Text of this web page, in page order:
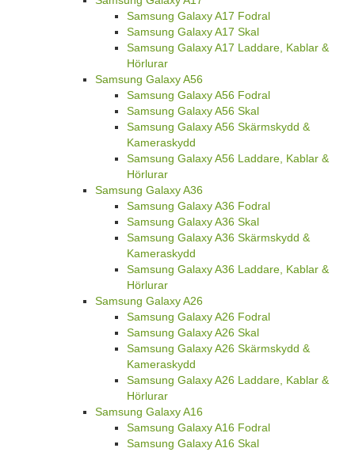
Samsung Galaxy A17 Fodral
Samsung Galaxy A17 Skal
Samsung Galaxy A17 Laddare, Kablar &
Hörlurar
Samsung Galaxy A56
Samsung Galaxy A56 Fodral
Samsung Galaxy A56 Skal
Samsung Galaxy A56 Skärmskydd &
Kameraskydd
Samsung Galaxy A56 Laddare, Kablar &
Hörlurar
Samsung Galaxy A36
Samsung Galaxy A36 Fodral
Samsung Galaxy A36 Skal
Samsung Galaxy A36 Skärmskydd &
Kameraskydd
Samsung Galaxy A36 Laddare, Kablar &
Hörlurar
Samsung Galaxy A26
Samsung Galaxy A26 Fodral
Samsung Galaxy A26 Skal
Samsung Galaxy A26 Skärmskydd &
Kameraskydd
Samsung Galaxy A26 Laddare, Kablar &
Hörlurar
Samsung Galaxy A16
Samsung Galaxy A16 Fodral
Samsung Galaxy A16 Skal